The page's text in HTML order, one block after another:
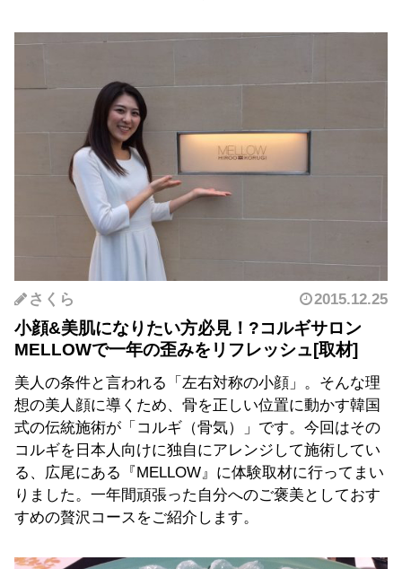
さくら 2015.12.25
小顔&美肌になりたい方必見！?コルギサロン
MELLOWで一年の歪みをリフレッシュ
美人の条件と言われる「左右対称の小顔」。そんな理
想の美人顔に導くため、骨を正しい位置に動かす韓国
式の伝統施術が「コルギ（骨気）」です。今回はその
コルギを日本人向けに独自にアレンジして施術してい
る、広尾にある『MELLOW』に体験取材に行ってまい
りました。一年間頑張った自分へのご褒美としておす
すめの贅沢コースをご紹介します。